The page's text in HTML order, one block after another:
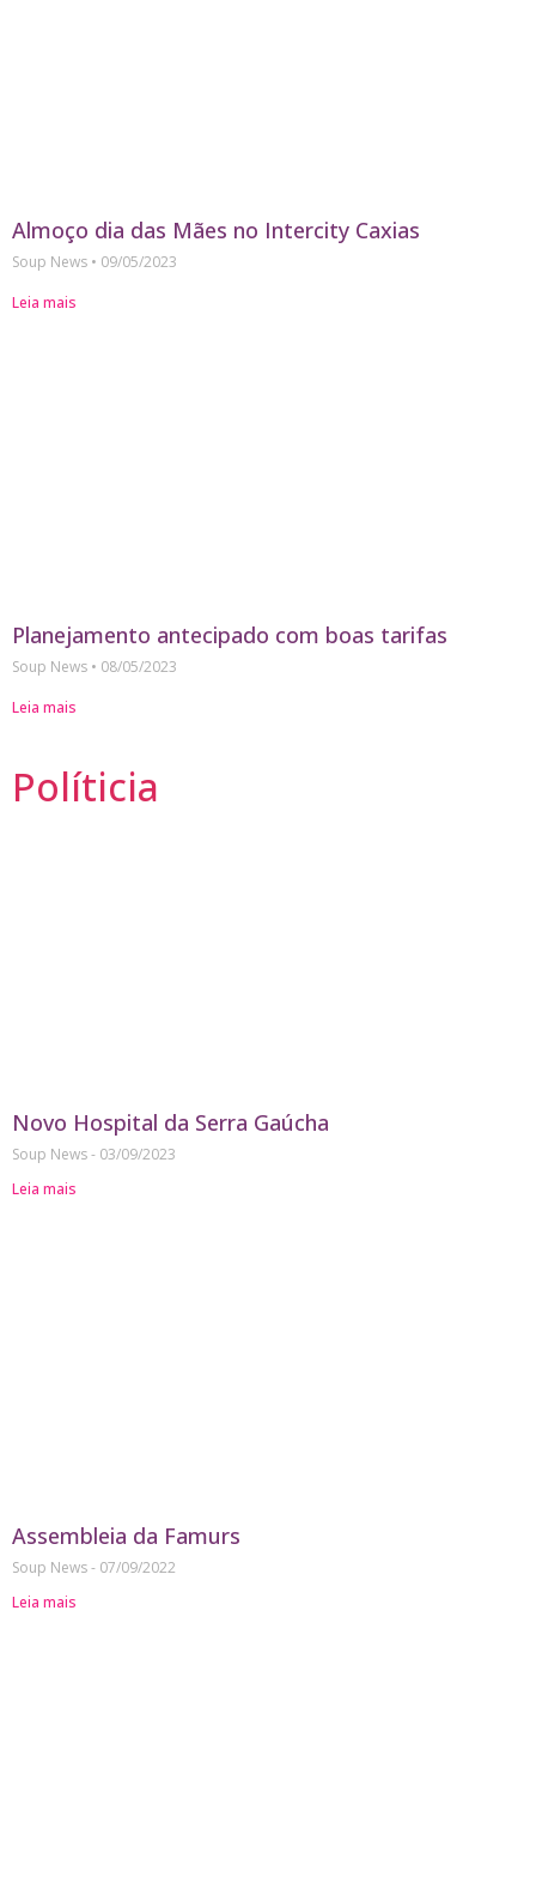
Almoço dia das Mães no Intercity Caxias
Soup News
09/05/2023
Leia mais
Planejamento antecipado com boas tarifas
Soup News
08/05/2023
Leia mais
Políticia
Novo Hospital da Serra Gaúcha
Soup News
03/09/2023
Leia mais
Assembleia da Famurs
Soup News
07/09/2022
Leia mais